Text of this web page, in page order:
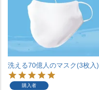
洗える70億人のマスク(3枚入)
購入者